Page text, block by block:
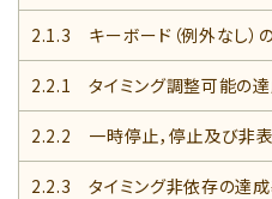
2.1.3 キーボード（例外なし）
2.2.1 タイミング調整可能の
2.2.2 一時停止，停止及び非
2.2.3 タイミング非依存の達